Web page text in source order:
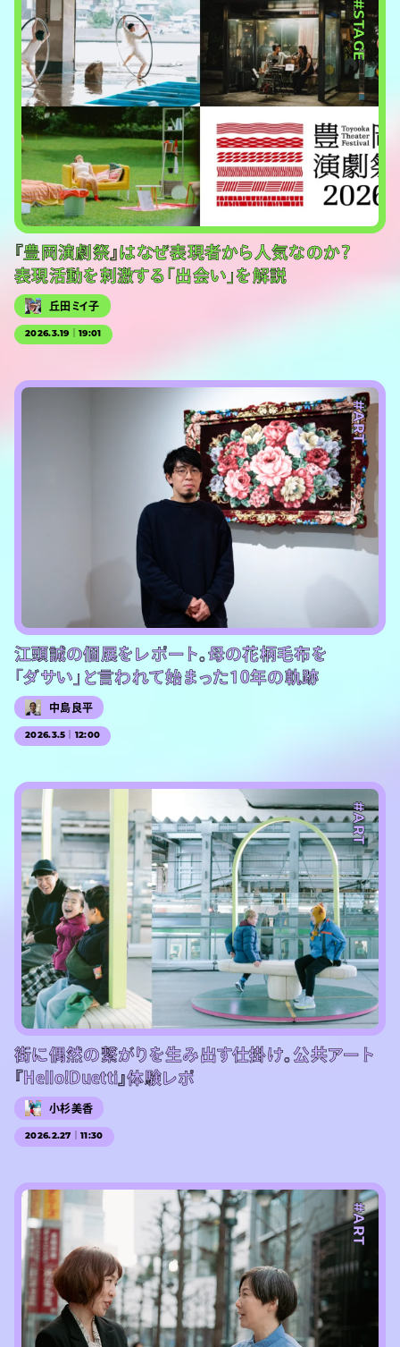
#STAGE
『豊岡演劇祭』はなぜ表現者から人気なのか？
表現活動を刺激する「出会い」を解説
丘田ミイ子
2026.3.19｜19:01
#ART
江頭誠の個展をレポート。母の花柄毛布を
「ダサい」と言われて始まった10年の軌跡
中島良平
2026.3.5｜12:00
#PR
#ART
街に偶然の繋がりを生み出す仕掛け。公共アート
『Hello!Duetti』体験レポ
小杉美香
2026.2.27｜11:30
#PR
#ART